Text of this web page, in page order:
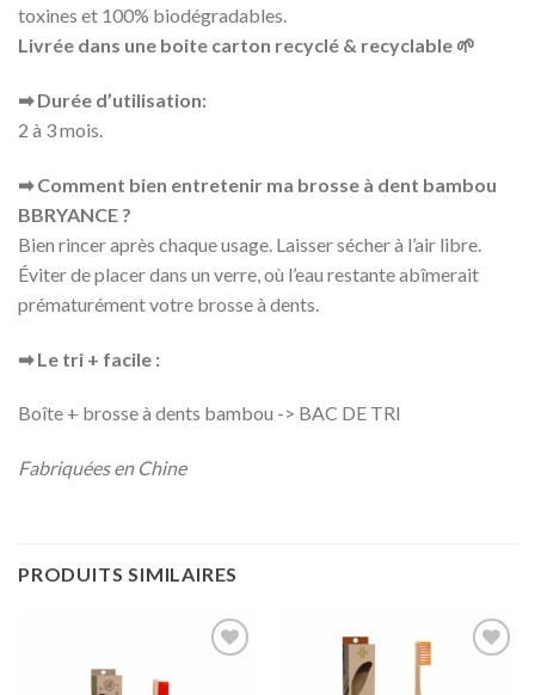
toxines et 100% biodégradables.
Livrée dans une boite carton recyclé & recyclable 🌱
➡ Durée d’utilisation:
2 à 3 mois.
➡ Comment bien entretenir ma brosse à dent bambou
BBRYANCE ?
Bien rincer après chaque usage. Laisser sécher à l’air libre.
Éviter de placer dans un verre, où l’eau restante abîmerait
prématurément votre brosse à dents.
➡ Le tri + facile :
Boîte + brosse à dents bambou -> BAC DE TRI
Fabriquées en Chine
PRODUITS SIMILAIRES